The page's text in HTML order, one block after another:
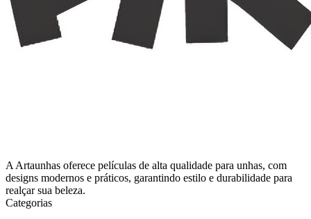
A Artaunhas oferece películas de alta qualidade para unhas, com
designs modernos e práticos, garantindo estilo e durabilidade para
realçar sua beleza.
Categorias